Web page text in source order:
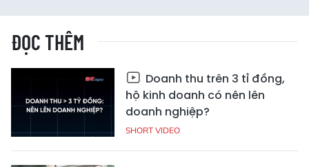
ĐỌC THÊM
Doanh thu trên 3 tỉ đồng,
hộ kinh doanh có nên lên
doanh nghiệp?
SHORT VIDEO